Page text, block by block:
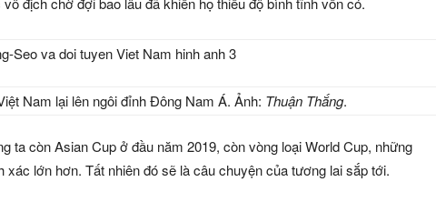
Nam lại lên ngôi đỉnh Đông Nam Á. Ảnh: Thuận Thắng.
ta còn Asian Cup ở đầu năm 2019, còn vòng loại World Cup, những
lớn hơn. Tất nhiên đó sẽ là câu chuyện của tương lai sắp tới.